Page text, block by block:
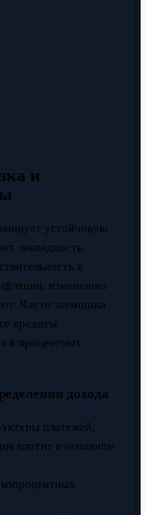
и
устойчивую
ликвидность
к
изменению
Часто заемщики
кредиты
в процентных
дохода
платежей,
платит в основном